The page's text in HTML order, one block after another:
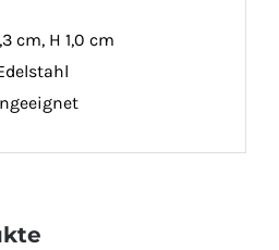
cm, H 1,0 cm